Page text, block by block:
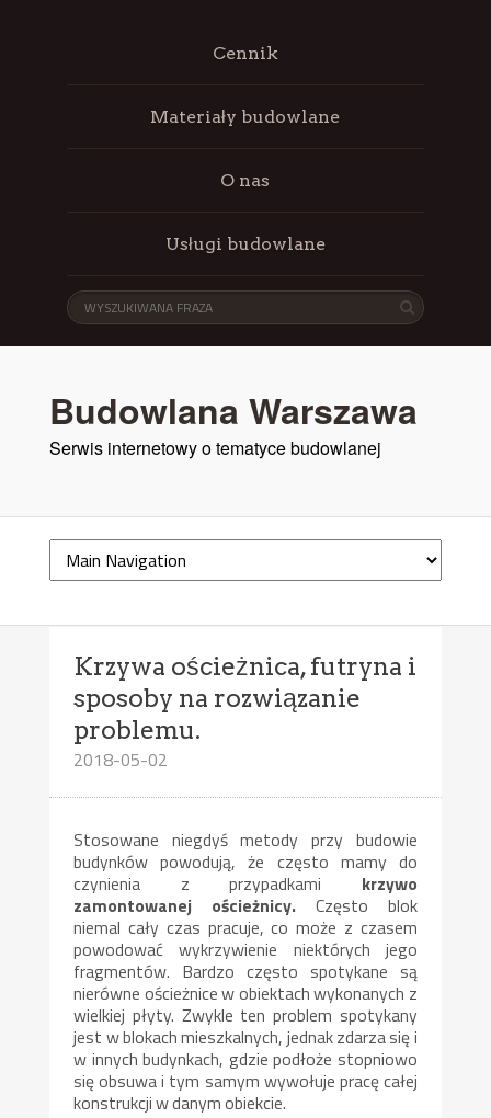
Cennik
Materiały budowlane
O nas
Usługi budowlane
Budowlana Warszawa
Serwis internetowy o tematyce budowlanej
Krzywa ościeżnica, futryna i
sposoby na rozwiązanie
problemu.
2018-05-02
Stosowane niegdyś metody przy budowie
budynków powodują, że często mamy do
czynienia z przypadkami krzywo
zamontowanej ościeżnicy. Często blok
niemal cały czas pracuje, co może z czasem
powodować wykrzywienie niektórych jego
fragmentów. Bardzo często spotykane są
nierówne ościeżnice w obiektach wykonanych z
wielkiej płyty. Zwykle ten problem spotykany
jest w blokach mieszkalnych, jednak zdarza się i
w innych budynkach, gdzie podłoże stopniowo
się obsuwa i tym samym wywołuje pracę całej
konstrukcji w danym obiekcie.